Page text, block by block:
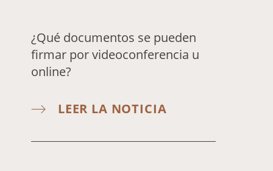
¿Qué documentos se pueden
firmar por videoconferencia u
online?
LEER LA NOTICIA